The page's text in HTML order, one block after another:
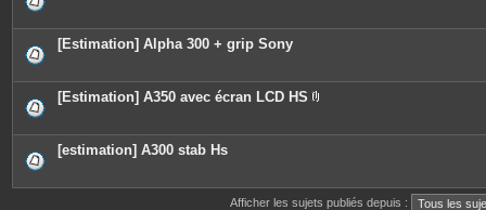
[Estimation] Alpha 300 + grip Sony
[Estimation] A350 avec écran LCD HS
è
j
o
[estimation] A300 stab Hs
Afficher les sujets publiés depuis :